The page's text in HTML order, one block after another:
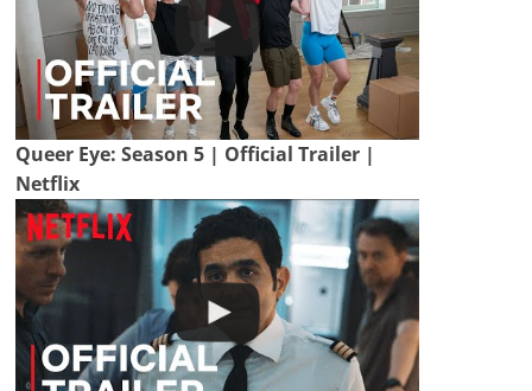
Queer Eye: Season 5 | Official Trailer |
Netflix